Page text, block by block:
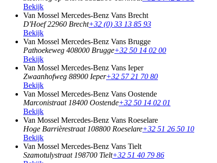
Bekijk
Van Mossel Mercedes-Benz Vans Brecht
D'Hoef 22960 Brecht+32 (0) 33 13 85 93
Bekijk
Van Mossel Mercedes-Benz Vans Brugge
Pathoekeweg 408000 Brugge+32 50 14 02 00
Bekijk
Van Mossel Mercedes-Benz Vans Ieper
Zwaanhofweg 88900 Ieper+32 57 21 70 80
Bekijk
Van Mossel Mercedes-Benz Vans Oostende
Marconistraat 18400 Oostende+32 50 14 02 01
Bekijk
Van Mossel Mercedes-Benz Vans Roeselare
Hoge Barrièrestraat 108800 Roeselare+32 51 26 50 10
Bekijk
Van Mossel Mercedes-Benz Vans Tielt
Szamotulystraat 198700 Tielt+32 51 40 79 86